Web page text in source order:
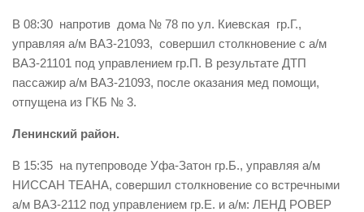
Конкурсы
Наша работа
Фотогалерея
Обращения
Контакты
Вакансии
В 08:30 напротив дома № 78 по ул. Киевская гр.Г.,
управляя а/м ВАЗ-21093, совершил столкновение с а/м
ВАЗ-21101 под управлением гр.П. В результате ДТП
пассажир а/м ВАЗ-21093, после оказания мед помощи,
отпущена из ГКБ № 3.
Ленинский район.
В 15:35 на путепроводе Уфа-Затон гр.Б., управляя а/м
НИССАН ТЕАНА, совершил столкновение со встречными
а/м ВАЗ-2112 под управлением гр.Е. и а/м: ЛЕНД РОВЕР